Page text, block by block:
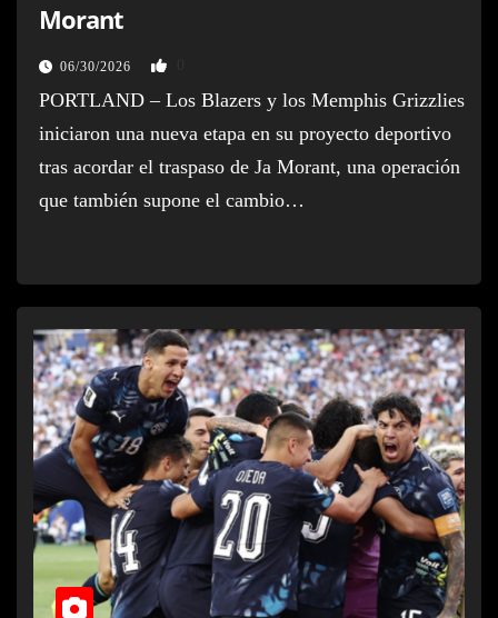
Morant
06/30/2026
PORTLAND – Los Blazers y los Memphis Grizzlies
iniciaron una nueva etapa en su proyecto deportivo
tras acordar el traspaso de Ja Morant, una operación
que también supone el cambio…